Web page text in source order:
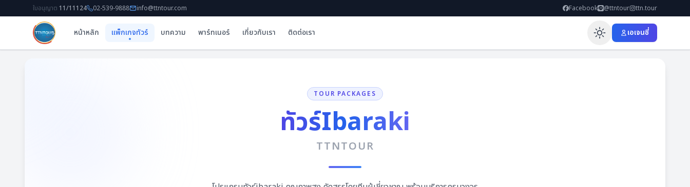
ใบอนุญาต 11/11124 02-539-9888 info@ttntour.com Facebook @ttntour ttn.tour
หน้าหลัก แพ็กเกจทัวร์ บทความ พาร์ทเนอร์ เกี่ยวกับเรา ติดต่อเรา Enable
เอเจนซี่
TOUR PACKAGES
ทัวร์Ibaraki
TTNTOUR